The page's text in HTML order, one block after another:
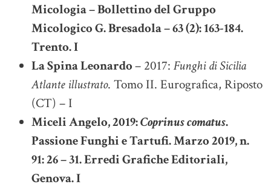
Micologia – Bollettino del Gruppo
Micologico G. Bresadola – 63 (2): 163-184.
Trento. I
La Spina Leonardo– 2017: Funghi di Sicilia
Atlante illustrato. Tomo II. Eurografica, Riposto
(CT) – I
Miceli Angelo, 2019:Coprinus comatus.
Passione Funghi e Tartufi. Marzo 2019, n.
91: 26 – 31. Erredi Grafiche Editoriali,
Genova. I